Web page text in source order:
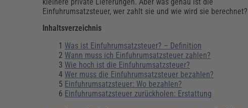
Energie & Umwelt
Führung & Management
Gesundheit & Pflege
Kommunales
Fachpublikationen & Arbeitshilfen
Bauhof
Grünflächen
Verkehrsrecht
Weiterbildungen (AKADEMIE HERKERT)
Bau, Immobilien & Gebäudemanagement
Künstliche Intelligenz
Personalwesen
Personal, Ausbildung & Recht
Reisekosten und Finanzen
Weiterbildungen (AKADEMIE HERKERT)
Reisekosten & Finanzen
Zollabwicklung & Exportabwicklung
Einfuhrumsatzsteuer, wer zahlt sie und wie wird sie berechnet?
Inhaltsverzeichnis
Was ist Einfuhrumsatzsteuer? – Definition
Wann muss ich Einfuhrumsatzsteuer zahlen?
Wie hoch ist die Einfuhrumsatzsteuer?
Wer muss die Einfuhrumsatzsteuer bezahlen?
Einfuhrumsatzsteuer: Wo bezahlen?
Einfuhrumsatzsteuer zurückholen: Erstattung